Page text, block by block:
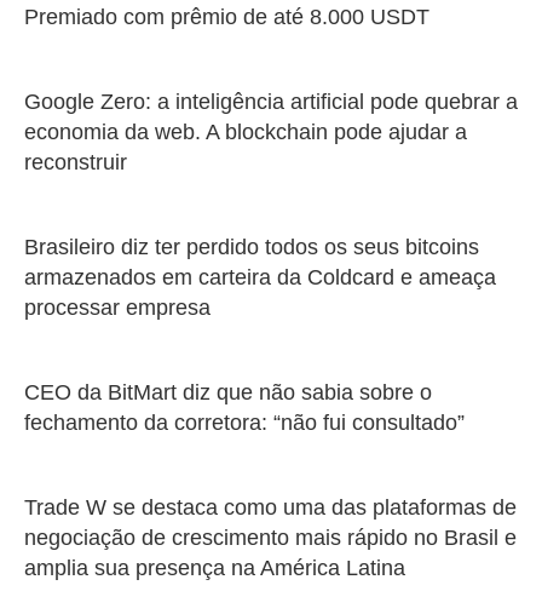
Premiado com prêmio de até 8.000 USDT
Google Zero: a inteligência artificial pode quebrar a
economia da web. A blockchain pode ajudar a
reconstruir
Brasileiro diz ter perdido todos os seus bitcoins
armazenados em carteira da Coldcard e ameaça
processar empresa
CEO da BitMart diz que não sabia sobre o
fechamento da corretora: “não fui consultado”
Trade W se destaca como uma das plataformas de
negociação de crescimento mais rápido no Brasil e
amplia sua presença na América Latina